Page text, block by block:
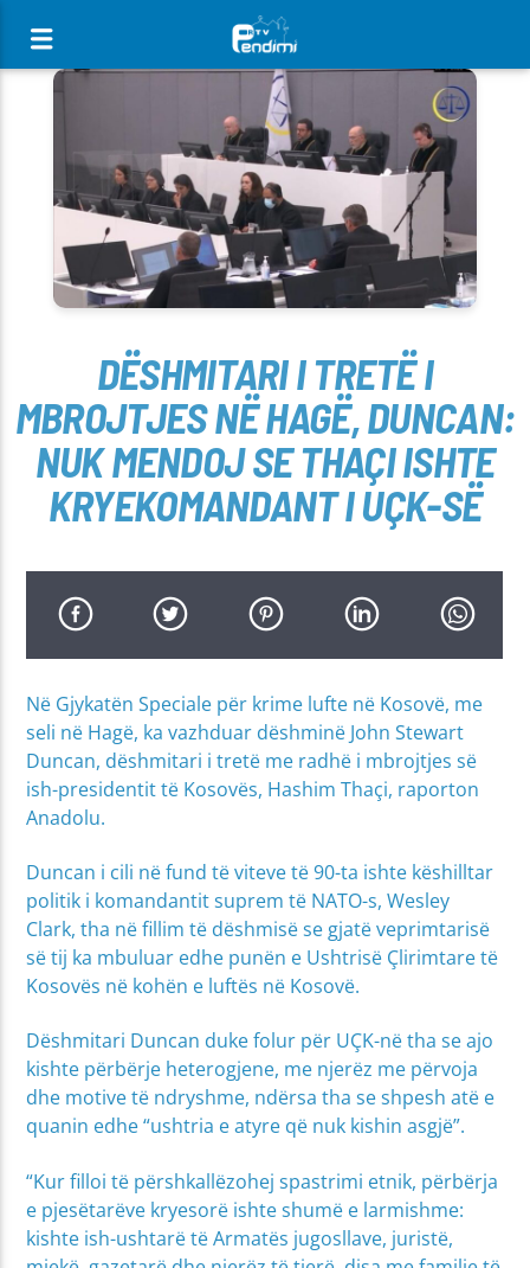
[There are no radio stations in the database]
DËSHMITARI I TRETË I
MBROJTJES NË HAGË, DUNCAN:
NUK MENDOJ SE THAÇI ISHTE
KRYEKOMANDANT I UÇK-SË
Në Gjykatën Speciale për krime lufte në Kosovë, me
seli në Hagë, ka vazhduar dëshminë John Stewart
Duncan, dëshmitari i tretë me radhë i mbrojtjes së
ish-presidentit të Kosovës, Hashim Thaçi, raporton
Anadolu.
Duncan i cili në fund të viteve të 90-ta ishte këshilltar
politik i komandantit suprem të NATO-s, Wesley
Clark, tha në fillim të dëshmisë se gjatë veprimtarisë
së tij ka mbuluar edhe punën e Ushtrisë Çlirimtare të
Kosovës në kohën e luftës në Kosovë.
Dëshmitari Duncan duke folur për UÇK-në tha se ajo
kishte përbërje heterogjene, me njerëz me përvoja
dhe motive të ndryshme, ndërsa tha se shpesh atë e
quanin edhe “ushtria e atyre që nuk kishin asgjë”.
“Kur filloi të përshkallëzohej spastrimi etnik, përbërja
e pjesëtarëve kryesorë ishte shumë e larmishme:
kishte ish-ushtarë të Armatës jugosllave, juristë,